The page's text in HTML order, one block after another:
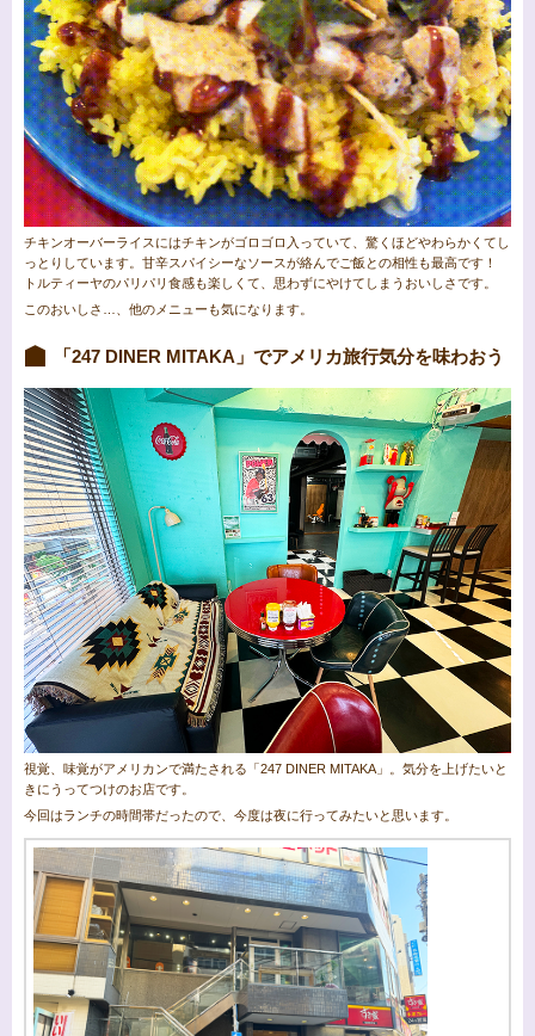
チキンオーバーライスにはチキンがゴロゴロ入っていて、驚くほどやわらかくてし
っとりしています。甘辛スパイシーなソースが絡んでご飯との相性も最高です！
トルティーヤのパリパリ食感も楽しくて、思わずにやけてしまうおいしさです。
このおいしさ…、他のメニューも気になります。
「247 DINER MITAKA」でアメリカ旅行気分を味わおう
視覚、味覚がアメリカンで満たされる「247 DINER MITAKA」。気分を上げたいと
きにうってつけのお店です。
今回はランチの時間帯だったので、今度は夜に行ってみたいと思います。